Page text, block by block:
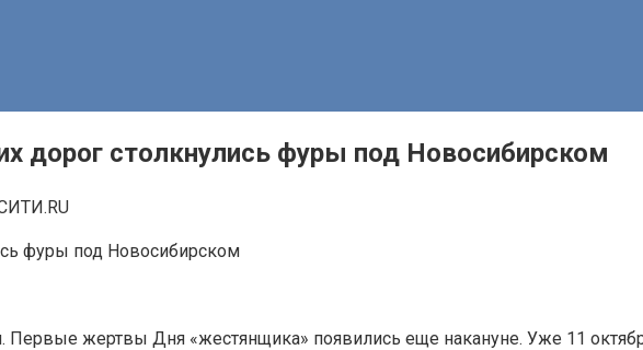
дорог столкнулись фуры под Новосибирском
Первые жертвы Дня «жестянщика» появились еще накануне. Уже 11